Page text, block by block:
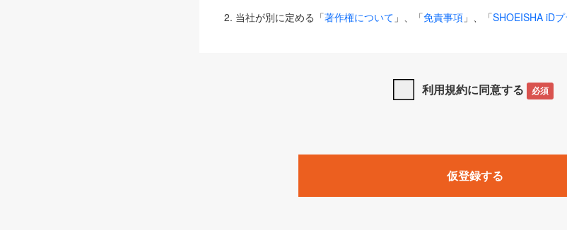
2. 当社が別に定める「著作権について 」、「免責事項 」、「SHOEISHA iD
は、本規約の規定が優先して適用されるものとします。
1. 「本サービス」とは、当社が提供する以下のサービス（名称や内容が変更
みます）及びこれらサービスに関連して当社が実施するイベントやキャンペ
「SEBook」「SEShop」「CodeZine」「MarkeZine」「EnterpriseZine」「
利用規約に同意する 必須
仮登録する